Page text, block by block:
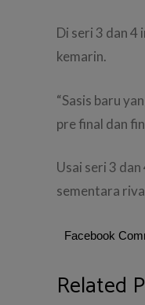
Di seri 3 dan 4
kemarin.
“Sasis baru
pre final dan
Usai seri 3
sementara
Facebook
Related